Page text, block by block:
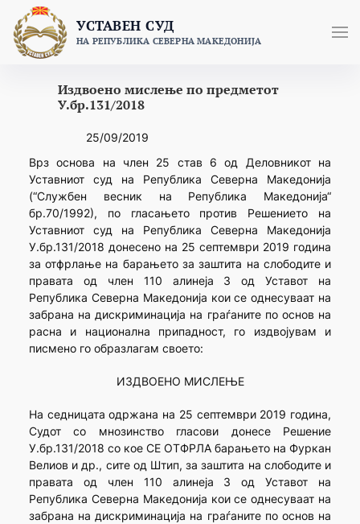
content
УСТАВЕН СУД
НА РЕПУБЛИКА СЕВЕРНА МАКЕДОНИЈА
Издвоено мислење по предметот
У.бр.131/2018
25/09/2019
Врз основа на член 25 став 6 од Деловникот на
Уставниот суд на Република Северна Македонија
(“Службен весник на Република Македонија“
бр.70/1992), по гласањето против Решението на
Уставниот суд на Република Северна Македонија
У.бр.131/2018 донесено на 25 септември 2019 година
за отфрлање на барањето за заштита на слободите и
правата од член 110 алинеја 3 од Уставот на
Република Северна Македонија кои се однесуваат на
забрана на дискриминација на граѓаните по основ на
расна и национална припадност, го издвојувам и
писмено го образлагам своето:
ИЗДВОЕНО МИСЛЕЊЕ
На седницата одржана на 25 септември 2019 година,
Судот со мнозинство гласови донесе Решение
У.бр.131/2018 со кое СЕ ОТФРЛА барањето на Фуркан
Велиов и др., сите од Штип, за заштита на слободите и
правата од член 110 алинеја 3 од Уставот на
Република Северна Македонија кои се однесуваат на
забрана на дискриминација на граѓаните по основ на